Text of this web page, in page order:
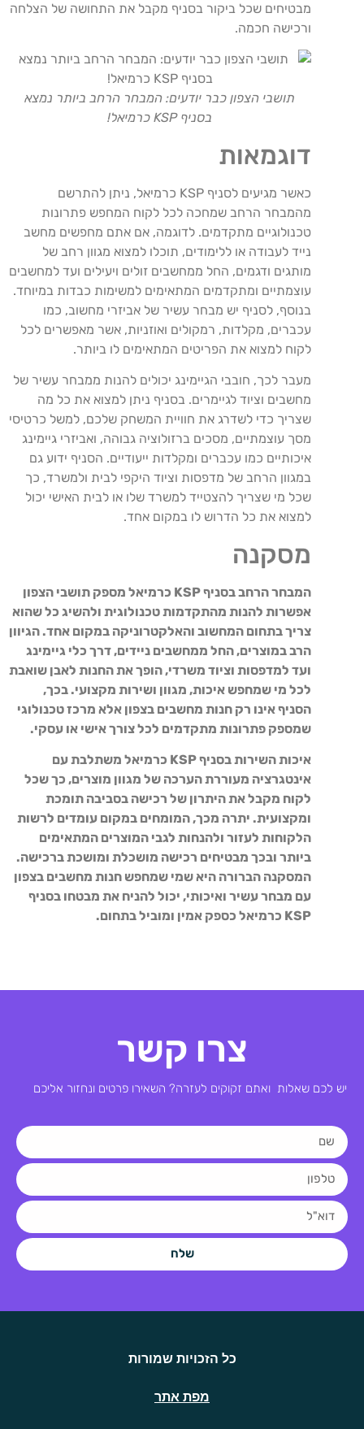
מבטיחים שכל ביקור בסניף מקבל את התחושה של הצלחה
ורכישה חכמה.
תושבי הצפון כבר יודעים: המבחר הרחב ביותר נמצא
בסניף KSP כרמיאל!
דוגמאות
כאשר מגיעים לסניף KSP כרמיאל, ניתן להתרשם
מהמבחר הרחב שמחכה לכל לקוח המחפש פתרונות
טכנולוגיים מתקדמים. לדוגמה, אם אתם מחפשים מחשב
נייד לעבודה או ללימודים, תוכלו למצוא מגוון רחב של
מותגים ודגמים, החל ממחשבים זולים ויעילים ועד למחשבים
עוצמתיים ומתקדמים המתאימים למשימות כבדות במיוחד.
בנוסף, לסניף יש מבחר עשיר של אביזרי מחשוב, כמו
עכברים, מקלדות, רמקולים ואוזניות, אשר מאפשרים לכל
לקוח למצוא את הפריטים המתאימים לו ביותר.
מעבר לכך, חובבי הגיימינג יכולים להנות ממבחר עשיר של
מחשבים וציוד לגיימרים. בסניף ניתן למצוא את כל מה
שצריך כדי לשדרג את חוויית המשחק שלכם, למשל כרטיסי
מסך עוצמתיים, מסכים ברזולוציה גבוהה, ואביזרי גיימינג
איכותיים כמו עכברים ומקלדות ייעודיים. הסניף ידוע גם
במגוון הרחב של מדפסות וציוד היקפי לבית ולמשרד, כך
שכל מי שצריך להצטייד למשרד שלו או לבית האישי יכול
למצוא את כל הדרוש לו במקום אחד.
מסקנה
המבחר הרחב בסניף KSP כרמיאל מספק תושבי הצפון
אפשרות להנות מהתקדמות טכנולוגית ולהשיג כל שהוא
צריך בתחום המחשוב והאלקטרוניקה במקום אחד. הגיוון
הרב במוצרים, החל ממחשבים ניידים, דרך כלי גיימינג
ועד למדפסות וציוד משרדי, הופך את החנות לאבן שואבת
לכל מי שמחפש איכות, מגוון ושירות מקצועי. בכך,
הסניף אינו רק חנות מחשבים בצפון אלא מרכז טכנולוגי
שמספק פתרונות מתקדמים לכל צורך אישי או עסקי.
איכות השירות בסניף KSP כרמיאל משתלבת עם
אינטגרציה מעוררת הערכה של מגוון מוצרים, כך שכל
לקוח מקבל את היתרון של רכישה בסביבה תומכת
ומקצועית. יתרה מכך, המומחים במקום עומדים לרשות
הלקוחות לעזור ולהנחות לגבי המוצרים המתאימים
ביותר ובכך מבטיחים רכישה מושכלת ומושכת ברכישה.
המסקנה הברורה היא שמי שמחפש חנות מחשבים בצפון
עם מבחר עשיר ואיכותי, יכול להניח את מבטחו בסניף
KSP כרמיאל כספק אמין ומוביל בתחום.
צרו קשר
יש לכם שאלות ואתם זקוקים לעזרה? השאירו פרטים ונחזור אליכם
שלח
כל הזכויות שמורות
מפת אתר